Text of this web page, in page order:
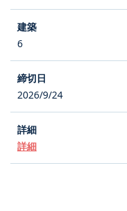
6
2026/9/24
詳細